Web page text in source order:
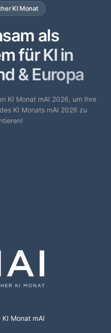
KI Monat
als
für KI in
& Europa
KI Monat mAI 2026, um Ihre
KI Monats mAI 2026 zu
Monat mAI